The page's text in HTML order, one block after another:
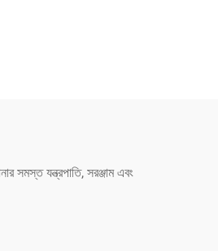
সমস্ত যন্ত্রপাতি, সরঞ্জাম এবং